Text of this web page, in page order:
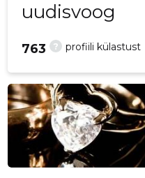
uudisvoog
? profiili külastust
763